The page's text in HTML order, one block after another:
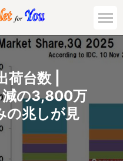
事例
比較
台数 |
の3,800万
の兆しが見